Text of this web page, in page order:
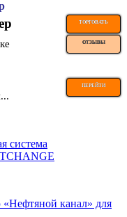
ТОРГОВАТЬ
ОТЗЫВЫ
ПЕРЕЙТИ